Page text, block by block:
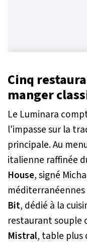
Cinq
manger
Le Luminara
l'impasse sur la
principale. Au
italienne raffinée
House, signé
Bit, dédié à la
restaurant souple
Mistral, table